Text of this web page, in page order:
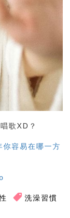
歌XD？
容易在哪一方
洗澡習慣